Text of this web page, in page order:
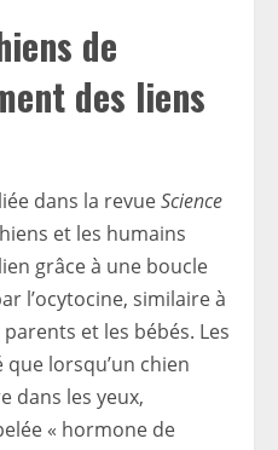
de
des liens
dans la revueScience
et les humains
grâce à une boucle
l’ocytocine, similaire à
et les bébés. Les
lorsqu’un chien
dans les yeux,
« hormone de